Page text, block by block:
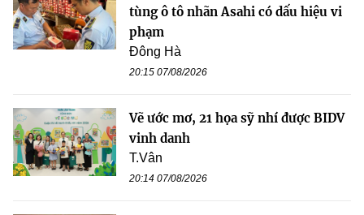
tùng ô tô nhãn Asahi có dấu hiệu vi
phạm
Đông Hà
20:15 07/08/2026
Vẽ ước mơ, 21 họa sỹ nhí được BIDV
vinh danh
T.Vân
20:14 07/08/2026